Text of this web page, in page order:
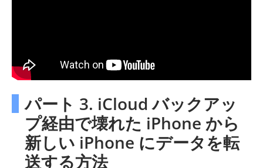
パート 3. iCloud バックアッ
プ経由で壊れた iPhone から
新しい iPhone にデータを転
送する方法